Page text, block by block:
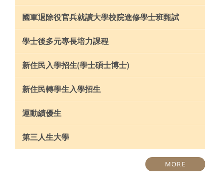
國軍退除役官兵就讀大學校院進修學士班甄試
學士後多元專長培力課程
新住民入學招生(學士碩士博士)
新住民轉學生入學招生
運動績優生
第三人生大學
MORE